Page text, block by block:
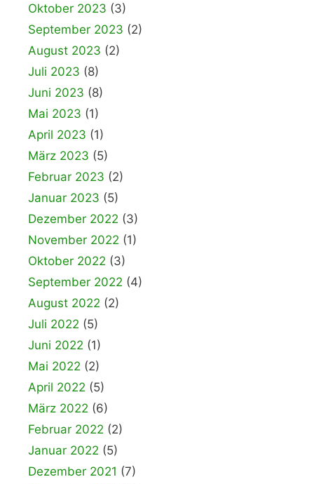
Oktober 2023 (3)
September 2023 (2)
August 2023 (2)
Juli 2023 (8)
Juni 2023 (8)
Mai 2023 (1)
April 2023 (1)
März 2023 (5)
Februar 2023 (2)
Januar 2023 (5)
Dezember 2022 (3)
November 2022 (1)
Oktober 2022 (3)
September 2022 (4)
August 2022 (2)
Juli 2022 (5)
Juni 2022 (1)
Mai 2022 (2)
April 2022 (5)
März 2022 (6)
Februar 2022 (2)
Januar 2022 (5)
Dezember 2021 (7)